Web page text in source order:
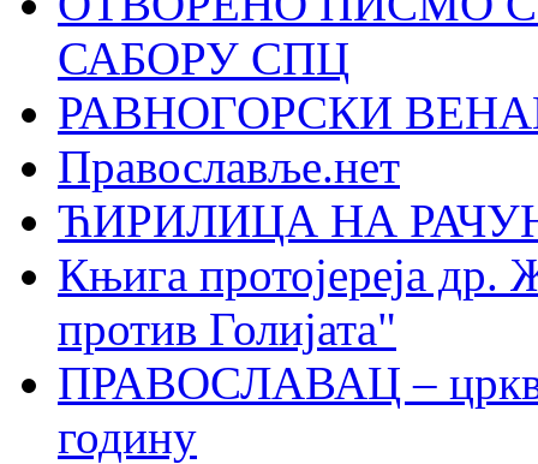
САБОРУ СПЦ
РАВНОГОРСКИ
Православље.нет
ЋИРИЛИЦА НА
Књига протојереја др.
против Голијата"
ПРАВОСЛАВАЦ –
годину